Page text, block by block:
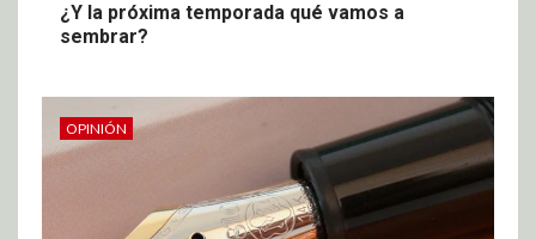
¿Y la próxima temporada qué vamos a
sembrar?
OPINIÓN